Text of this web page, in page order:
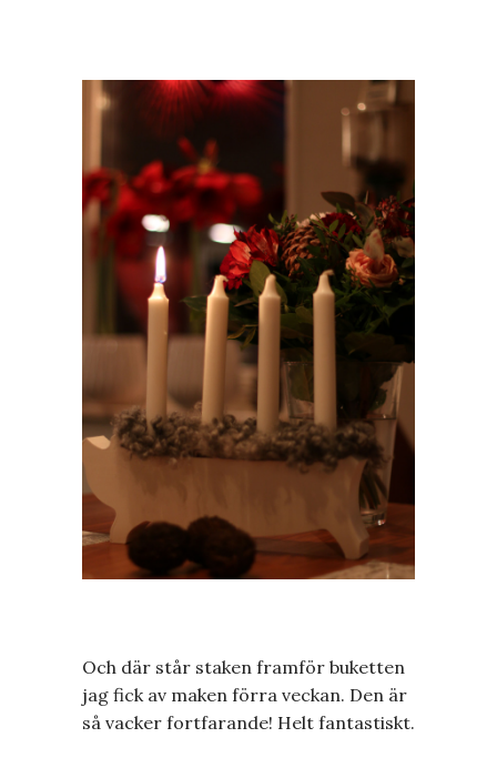
Och där står staken framför buketten
jag fick av maken förra veckan. Den är
så vacker fortfarande! Helt fantastiskt.